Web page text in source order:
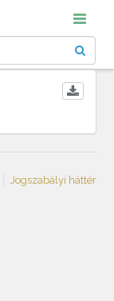
Jogszabályi háttér